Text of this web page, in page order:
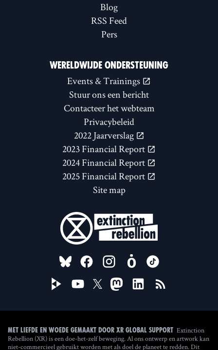
Blog
RSS Feed
Pers
WERELDWIJDE ONDERSTEUNING
Events & Trainings
Stuur ons een bericht
Contacteer het webteam
Privacybeleid
2022 Jaarverslag
2023 Financial Report
2024 Financial Report
2025 Financial Report
Site map
FOLLOW US ON
Met liefde en woede gemaakt door XR Global Support Extinction
Rebellion (XR) is een doe-het-zelf beweging. Al ons ontwerp en artwork kan
niet-commercieel gebruikt worden met als doel de planeet te redden. Dit